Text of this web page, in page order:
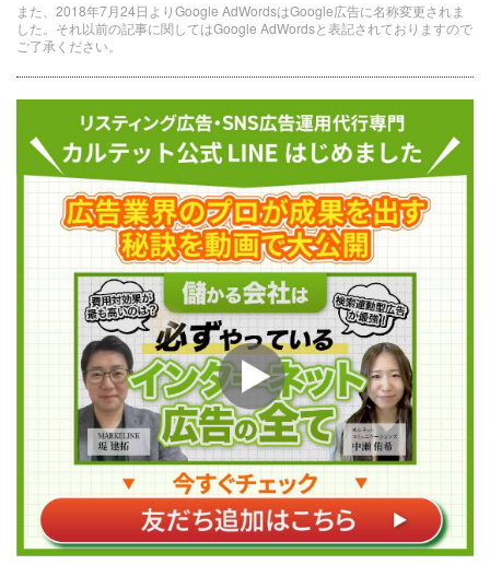
また、2018年7月24日よりGoogle AdWordsはGoogle広告に名称変更されま
した。それ以前の記事に関してはGoogle AdWordsと表記されておりますので
ご了承ください。